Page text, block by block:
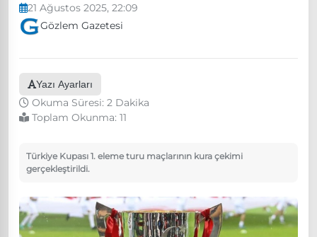
21 Ağustos 2025, 22:09
Gözlem Gazetesi
Yazı Ayarları
Okuma Süresi: 2 Dakika
Toplam Okunma: 11
Türkiye Kupası 1. eleme turu maçlarının kura çekimi
gerçekleştirildi.